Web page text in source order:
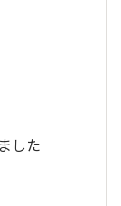
した